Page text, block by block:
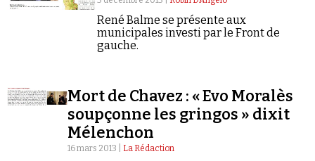
René Balme se présente aux
municipales investi par le Front de
gauche.
Mort de Chavez : « Evo Moralès
soupçonne les gringos » dixit
Mélenchon
16 mars 2013 | La Rédaction